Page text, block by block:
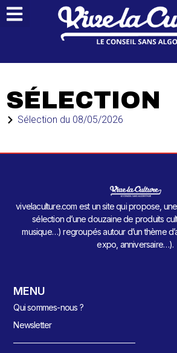
SÉLECTION
Sélection du 08/05/2026
vivelaculture.com est un site qui propose,
sélection d’une douzaine de produits
musique…) regroupés autour d’un thème
expo, anniversaire…).
MENU
Qui sommes-nous ?
Newsletter